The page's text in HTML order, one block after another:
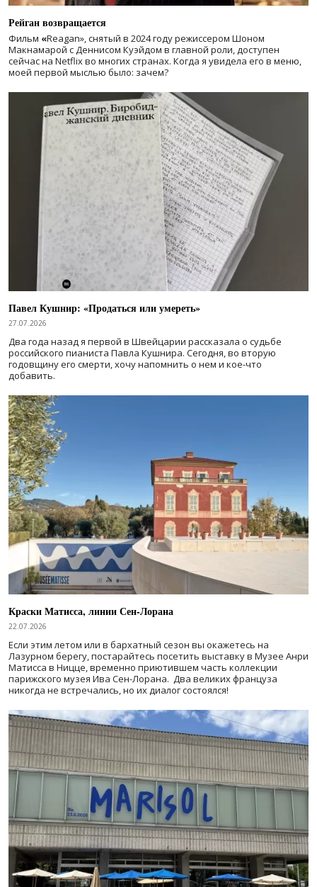
Рейган возвращается
Фильм «Reagan», снятый в 2024 годурежиссером Шоном
Макнамарой с Деннисом Куэйдом в главной роли, доступен
сейчас на Netflix во многих странах. Когда я увидела его в меню,
моей первой мыслью было: зачем?
Павел Кушнир: «Продаться или умереть»
27.07.2026
Два года назад я первой в Швейцарии рассказала о судьбе
российского пианиста Павла Кушнира. Сегодня, во вторую
годовщину его смерти, хочу напомнить о нем и кое-что
добавить.
Краски Матисса, линии Сен-Лорана
22.07.2026
Если этим летом или в бархатный сезон вы окажетесь на
Лазурном берегу, постарайтесь посетить выставку в Музее Анри
Матисса в Ницце, временно приютившем часть коллекции
парижского музея Ива Сен-Лорана. Два великих француза
никогда не встречались, но их диалог состоялся!